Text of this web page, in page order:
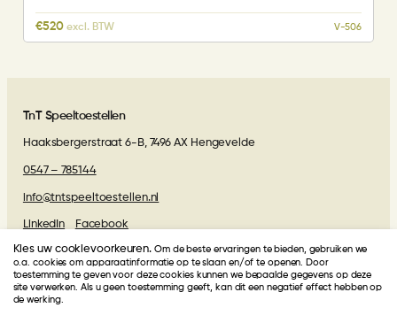
€520 excl. BTW V-506
TnT Speeltoestellen
Haaksbergerstraat 6-B, 7496 AX Hengevelde
0547 – 785144
info@tntspeeltoestellen.nl
LinkedIn Facebook
Algemene voorwaarden
Beoordelingen van onze klanten
Kies uw cookievoorkeuren. Om de beste ervaringen te bieden, gebruiken we
o.a. cookies om apparaatinformatie op te slaan en/of te openen. Door
toestemming te geven voor deze cookies kunnen we bepaalde gegevens op deze
site verwerken. Als u geen toestemming geeft, kan dit een negatief effect hebben op
de werking.